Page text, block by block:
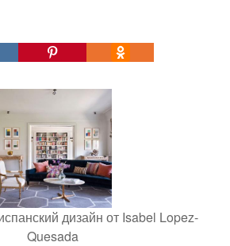
дизайн от Isabel Lopez-
Quesada